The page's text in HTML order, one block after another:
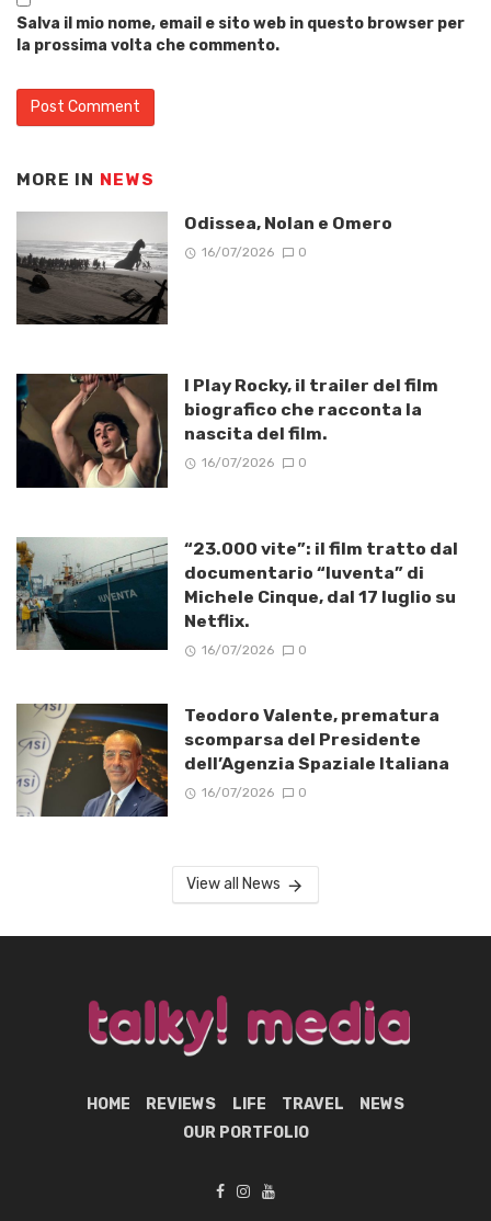
Salva il mio nome, email e sito web in questo browser per
la prossima volta che commento.
MORE IN NEWS
Odissea, Nolan e Omero
16/07/2026 0
I Play Rocky, il trailer del film
biografico che racconta la
nascita del film.
16/07/2026 0
“23.000 vite”: il film tratto dal
documentario “Iuventa” di
Michele Cinque, dal 17 luglio su
Netflix.
16/07/2026 0
Teodoro Valente, prematura
scomparsa del Presidente
dell’Agenzia Spaziale Italiana
16/07/2026 0
View all News
HOME REVIEWS LIFE TRAVEL
NEWS
OUR PORTFOLIO